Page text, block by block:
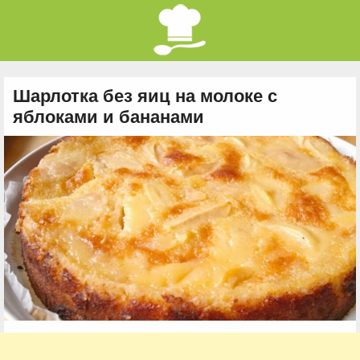
Шарлотка без яиц на молоке с
яблоками и бананами